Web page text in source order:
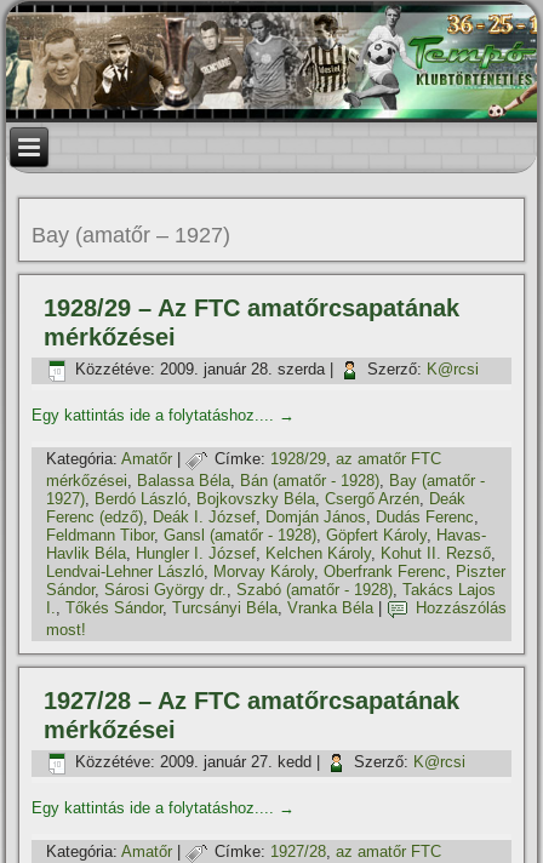
Bay (amatőr – 1927)
1928/29 – Az FTC amatőrcsapatának
mérkőzései
Közzétéve: 2009. január 28. szerda| Szerző: K@rcsi
Egy kattintás ide a folytatáshoz.... →
Kategória: Amatőr | Címke: 1928/29,az amatőr FTC
mérkőzései, Balassa Béla, Bán (amatőr - 1928), Bay (amatőr -
1927), Berdó László, Bojkovszky Béla,Csergő Arzén, Deák
Ferenc (edző), Deák I. József, Domján János, Dudás Ferenc,
Feldmann Tibor,Gansl (amatőr - 1928),Göpfert Károly, Havas-
Havlik Béla, Hungler I. József, Kelchen Károly, Kohut II. Rezső,
Lendvai-Lehner László, Morvay Károly,Oberfrank Ferenc, Piszter
Sándor,Sárosi György dr.,Szabó (amatőr - 1928),Takács Lajos
I.,Tőkés Sándor,Turcsányi Béla,Vranka Béla|
Hozzászólás
most!
1927/28 – Az FTC amatőrcsapatának
mérkőzései
Közzétéve: 2009. január 27. kedd Szerző: K@rcsi
Egy kattintás ide a folytatáshoz.... →
Kategória: Amatőr | Címke: 1927/28,az amatőr FTC